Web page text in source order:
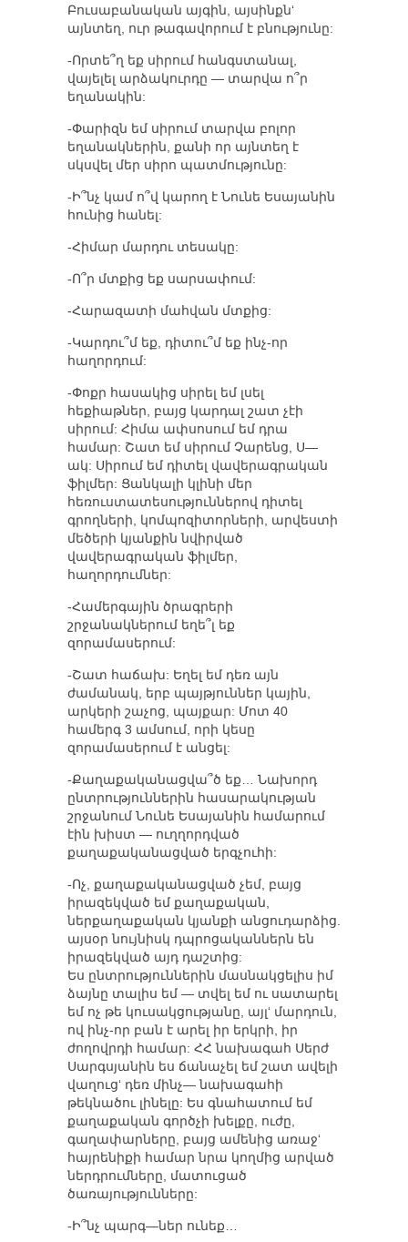
Բուսաբանական այգին, այսինքն‘
այնտեղ, ուր թագավորում է բնությունը:
-Որտե՞ղ եք սիրում հանգստանալ,
վայելել արձակուրդը — տարվա ո՞ր
եղանակին:
-Փարիզն եմ սիրում տարվա բոլոր
եղանակներին, քանի որ այնտեղ է
սկսվել մեր սիրո պատմությունը:
-Ի՞նչ կամ ո՞վ կարող է Նունե Եսայանին
հունից հանել:
-Հիմար մարդու տեսակը:
-Ո՞ր մտքից եք սարսափում:
-Հարազատի մահվան մտքից:
-Կարդու՞մ եք, դիտու՞մ եք ինչ-որ
հաղորդում:
-Փոքր հասակից սիրել եմ լսել
հեքիաթներ, բայց կարդալ շատ չէի
սիրում: Հիմա ափսոսում եմ դրա
համար: Շատ եմ սիրում Չարենց, Ս—
ակ: Սիրում եմ դիտել վավերագրական
ֆիլմեր: Ցանկալի կլինի մեր
հեռուստատեսություններով դիտել
գրողների, կոմպոզիտորների, արվեստի
մեծերի կյանքին նվիրված
վավերագրական ֆիլմեր,
հաղորդումներ:
-Համերգային ծրագրերի
շրջանակներում եղե՞լ եք
զորամասերում:
-Շատ հաճախ: Եղել եմ դեռ այն
ժամանակ, երբ պայթյուններ կային,
արկերի շաչոց, պայքար: Մոտ 40
համերգ 3 ամսում, որի կեսը
զորամասերում է անցել:
-Քաղաքականացվա՞ծ եք… Նախորդ
ընտրություններին հասարակության
շրջանում Նունե Եսայանին համարում
էին խիստ — ուղղորդված
քաղաքականացված երգչուհի:
-Ոչ, քաղաքականացված չեմ, բայց
իրազեկված եմ քաղաքական,
ներքաղաքական կյանքի անցուդարձից.
այսօր նույնիսկ դպրոցականներն են
իրազեկված այդ դաշտից:
Ես ընտրություններին մասնակցելիս իմ
ձայնը տալիս եմ — տվել եմ ու սատարել
եմ ոչ թե կուսակցությանը, այլ‘ մարդուն,
ով ինչ-որ բան է արել իր երկրի, իր
ժողովրդի համար: ՀՀ նախագահ Սերժ
Սարգսյանին ես ճանաչել եմ շատ ավելի
վաղուց‘ դեռ մինչ— նախագահի
թեկնածու լինելը: Ես գնահատում եմ
քաղաքական գործչի խելքը, ուժը,
գաղափարները, բայց ամենից առաջ‘
հայրենիքի համար նրա կողմից արված
ներդրումները, մատուցած
ծառայությունները:
-Ի՞նչ պարգ—ներ ունեք…